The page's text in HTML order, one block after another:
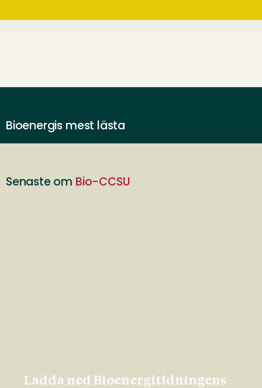
Bioenergis mest lästa
Senaste om Bio-CCSU
Ladda ned Bioenergitidningens